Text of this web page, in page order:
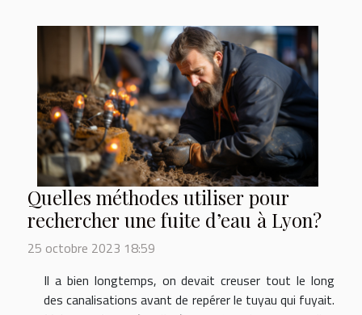
Quelles méthodes utiliser pour
rechercher une fuite d’eau à Lyon?
25 octobre 2023 18:59
Il a bien longtemps, on devait creuser tout le long
des canalisations avant de repérer le tuyau qui fuyait.